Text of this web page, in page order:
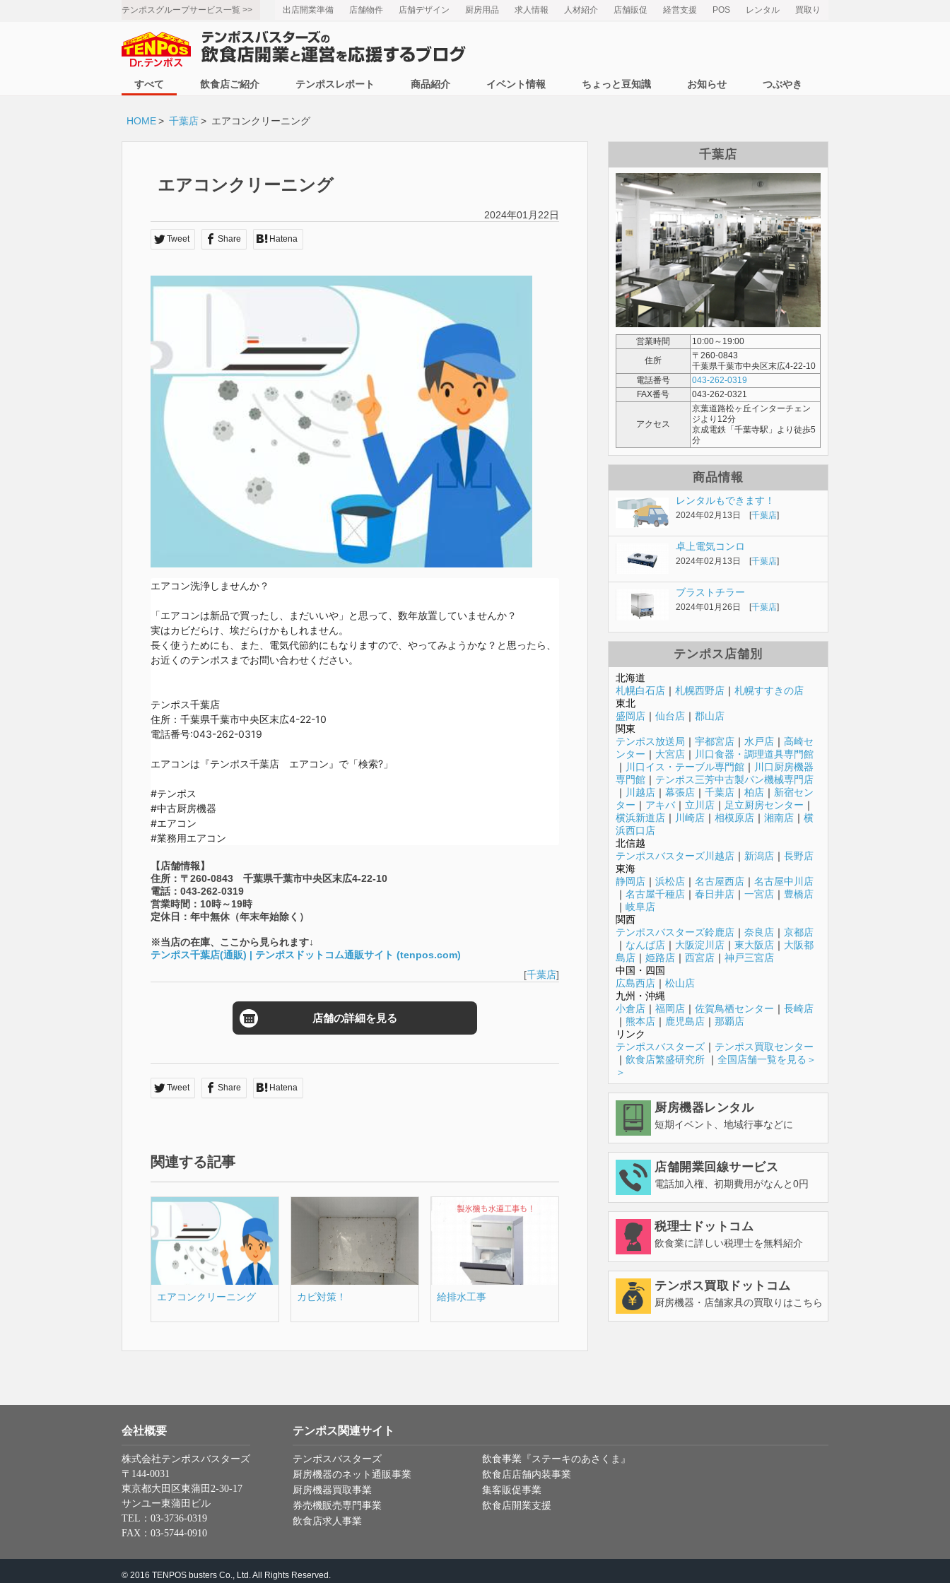
テンポスグループサービス一覧 >> 出店開業準備 店舗物件 店舗デザイン 厨房用品 求人情報 人材紹介 店舗販促 経営支援 POS レンタル 買取り
すべて 飲食店ご紹介 テンポスレポート 商品紹介 イベント情報 ちょっと豆知識 お知らせ つぶやき
HOME> 千葉店> エアコンクリーニング
エアコンクリーニング
2024年01月22日
Tweet Share Hatena
エアコン洗浄しませんか？
「エアコンは新品で買ったし、まだいいや」と思って、数年放置していませんか？
実はカビだらけ、埃だらけかもしれません。
長く使うためにも、また、電気代節約にもなりますので、やってみようかな？と思ったら、
お近くのテンポスまでお問い合わせください。
テンポス千葉店
住所：千葉県千葉市中央区末広4-22-10
電話番号:043-262-0319
エアコンは『テンポス千葉店　エアコン』で「検索?」
#テンポス
#中古厨房機器
#エアコン
#業務用エアコン
【店舗情報】
住所：〒260-0843 千葉県千葉市中央区末広4-22-10
電話：043-262-0319
営業時間：10時～19時
定休日：年中無休（年末年始除く）
※当店の在庫、ここから見られます↓
テンポス千葉店(通販) | テンポスドットコム通販サイト (tenpos.com)
[千葉店]
店舗の詳細を見る
Tweet Share Hatena
関連する記事
エアコンクリーニング カビ対策！ 給排水工事
千葉店
営業時間
10:00～19:00
住所
〒260-0843
千葉県千葉市中央区末広4-22-10
電話番号
043-262-0319
FAX番号
043-262-0321
アクセス
京葉道路松ヶ丘インターチェン
ジより12分
京成電鉄「千葉寺駅」より徒歩5
分
商品情報
レンタルもできます！
2024年02月13日 [千葉店]
卓上電気コンロ
2024年02月13日 [千葉店]
ブラストチラー
2024年01月26日 [千葉店]
テンポス店舗別
北海道
札幌白石店 ｜ 札幌西野店 ｜ 札幌すすきの店
東北
盛岡店 ｜ 仙台店 ｜ 郡山店
関東
テンポス放送局 ｜ 宇都宮店 ｜ 水戸店 ｜ 高崎セ
ンター ｜ 大宮店 ｜ 川口食器・調理道具専門館
｜ 川口イス・テーブル専門館 ｜ 川口厨房機器
専門館 ｜ テンポス三芳中古製パン機械専門店
｜ 川越店 ｜ 幕張店 ｜ 千葉店 ｜ 柏店 ｜ 新宿セン
ター ｜ アキバ｜ 立川店 ｜ 足立厨房センター ｜
横浜新道店 ｜ 川崎店 ｜ 相模原店 ｜ 湘南店 ｜ 横
浜西口店
北信越
テンポスバスターズ川越店 ｜ 新潟店 ｜ 長野店
東海
静岡店 ｜ 浜松店 ｜ 名古屋西店 ｜ 名古屋中川店
｜ 名古屋千種店 ｜ 春日井店 ｜ 一宮店 ｜ 豊橋店
｜ 岐阜店
関西
テンポスバスターズ鈴鹿店 ｜ 奈良店 ｜ 京都店
｜ なんば店 ｜ 大阪淀川店 ｜ 東大阪店 ｜ 大阪都
島店 ｜ 姫路店 ｜ 西宮店 ｜ 神戸三宮店
中国・四国
広島西店 ｜ 松山店
九州・沖縄
小倉店 ｜ 福岡店 ｜ 佐賀鳥栖センター ｜ 長崎店
｜ 熊本店 ｜ 鹿児島店 ｜ 那覇店
リンク
テンポスバスターズ ｜ テンポス買取センター
｜ 飲食店繁盛研究所 ｜ 全国店舗一覧を見る＞
＞
厨房機器レンタル
短期イベント、地域行事などに
店舗開業回線サービス
電話加入権、初期費用がなんと0円
税理士ドットコム
飲食業に詳しい税理士を無料紹介
テンポス買取ドットコム
厨房機器・店舗家具の買取りはこちら
会社概要
株式会社テンポスバスターズ
〒144-0031
東京都大田区東蒲田2-30-17
サンユー東蒲田ビル
TEL：03-3736-0319
FAX：03-5744-0910
テンポス関連サイト
テンポスバスターズ
厨房機器のネット通販事業
厨房機器買取事業
券売機販売専門事業
飲食店求人事業
飲食事業『ステーキのあさくま』
飲食店店舗内装事業
集客販促事業
飲食店開業支援
© 2016 TENPOS busters Co., Ltd. All Rights Reserved.